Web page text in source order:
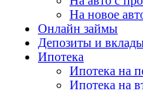
На новое
Онлайн займы
Депозиты и
Ипотека
Ипотека на
Ипотека на